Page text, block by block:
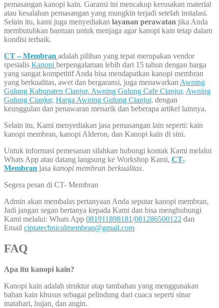
pemasangan kanopi kain. Garansi ini mencakup kerusakan material
atau kesalahan pemasangan yang mungkin terjadi setelah instalasi.
Selain itu, kami juga menyediakan layanan perawatan jika Anda
membutuhkan bantuan untuk menjaga agar kanopi kain tetap dalam
kondisi terbaik.
CT – Membran adalah pilihan yang tepat merupakan vendor
spesialis Kanopi berpengalaman lebih dari 15 tahun dengan harga
yang sangat kompetitif Anda bisa mendapatkan kanopi membran
yang berkualitas, awet dan bergaransi, juga menawarkan Awning
Gulung Kabupaten Cianjur, Awning Gulung Cafe Cianjur, Awning
Gulung Cianjur, Harga Awning Gulung Cianjur, dengan
keunggulan dan penawaran menarik dan beberapa artikel lainnya.
Selain itu, Kami menyediakan jasa pemasangan lain seperti: kain
kanopi membran, kanopi Alderon, dan Kanopi kain di sini.
Untuk informasi pemesanan silahkan hubungi kontak Kami melalui
Whats App atau datang langsung ke Workshop Kami, CT-
Membran jasa kanopi membran berkualitas.
Segera pesan di CT- Membran
Admin akan membalas pertanyaan Anda seputar kanopi membran,
Jadi jangan segan bertanya kepada Kami dan bisa menghubungi
Kami melalui: Whats App 081911898181/081286500122 dan
Email ciptatechnicalmembran@gmail.com
FAQ
Apa itu kanopi kain?
Kanopi kain adalah struktur atap tambahan yang menggunakan
bahan kain khusus sebagai pelindung dari cuaca seperti sinar
matahari, hujan, dan angin.